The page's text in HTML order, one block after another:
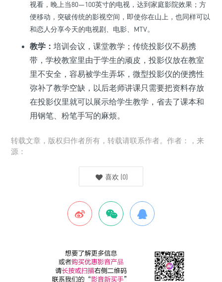
视看，晚上当80—100英寸的电视，达到家庭影院效果；方
便移动，突破传统的影视空间，即使你在山上，也同样可以
和恋人分享今天的电视剧、电影、MTV。
教学： 培训会议，课堂教学；传统投影仪不易携
带，学校教室里由于学生的顽皮，投影仪放在教室
里不安全，容易被学生弄坏，微型投影仪的便携性
弥补了教学空缺，以后老师讲课只需要把资料存放
在投影仪里就可以展示给学生教学，省去了课本和
用钢笔、粉笔手写的麻烦。
转载文章，版权归作者所有，转载请联系作者。作者：，来
源：
喜欢 (0)